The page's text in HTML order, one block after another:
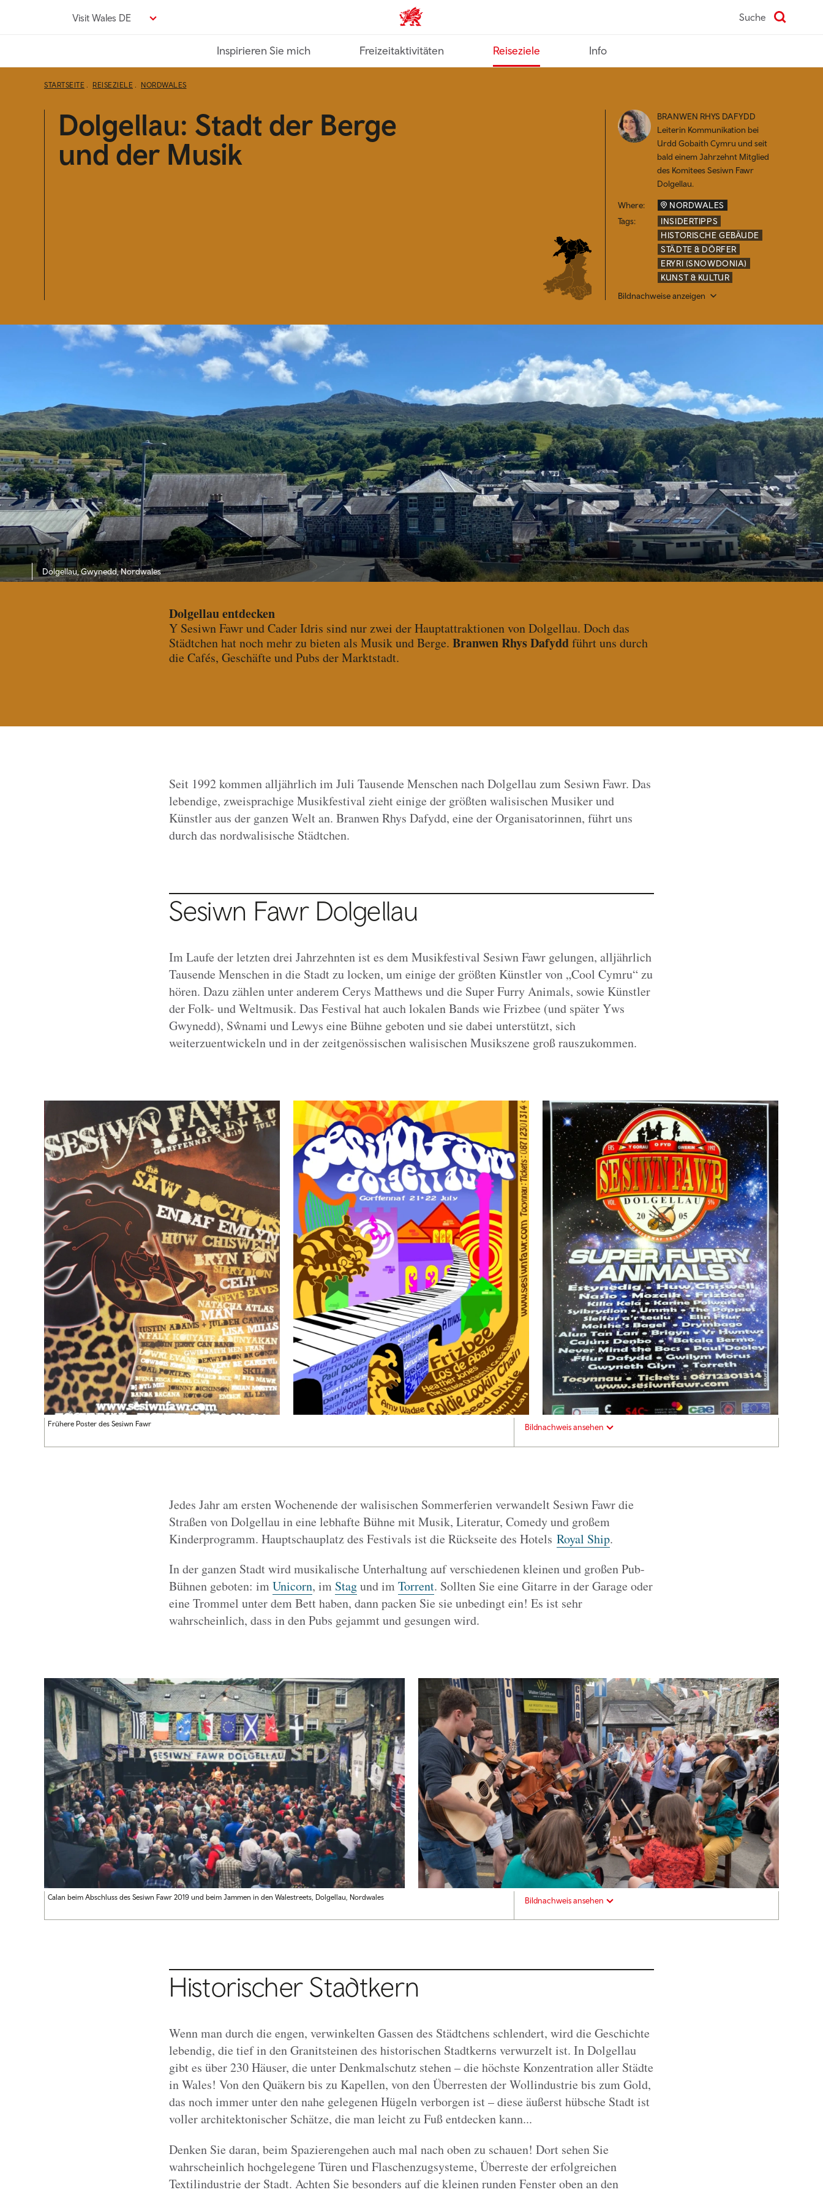
Visit Wales DE VisitWales home Suche
Inspirieren Sie mich Freizeitaktivitäten Reiseziele Info
STARTSEITE REISEZIELE NORDWALES
Dolgellau: Stadt der Berge
und der Musik
BRANWEN RHYS DAFYDD
Leiterin Kommunikation bei
Urdd Gobaith Cymru und seit
bald einem Jahrzehnt Mitglied
des Komitees Sesiwn Fawr
Dolgellau.
Where:
NORDWALES
Tags:
INSIDERTIPPS
HISTORISCHE GEBÄUDE
STÄDTE & DÖRFER
ERYRI (SNOWDONIA)
KUNST & KULTUR
Bildnachweise anzeigen
Dolgellau, Gwynedd, Nordwales
Dolgellau entdecken
Y Sesiwn Fawr und Cader Idris sind nur zwei der Hauptattraktionen von Dolgellau. Doch das
Städtchen hat noch mehr zu bieten als Musik und Berge. Branwen Rhys Dafyddführt uns durch
die Cafés, Geschäfte und Pubs der Marktstadt.
Seit 1992 kommen alljährlich im Juli Tausende Menschen nach Dolgellau zum Sesiwn Fawr. Das
lebendige, zweisprachige Musikfestival zieht einige der größten walisischen Musiker und
Künstler aus der ganzen Welt an. Branwen Rhys Dafydd, eine der Organisatorinnen, führt uns
durch das nordwalisische Städtchen.
Sesiwn Fawr Dolgellau
Im Laufe der letzten drei Jahrzehnten ist es dem Musikfestival Sesiwn Fawr gelungen, alljährlich
Tausende Menschen in die Stadt zu locken, um einige der größten Künstler von „Cool Cymru“ zu
hören. Dazu zählen unter anderem Cerys Matthews und die Super Furry Animals, sowie Künstler
der Folk- und Weltmusik. Das Festival hat auch lokalen Bands wie Frizbee (und später Yws
Gwynedd), Sŵnami und Lewys eine Bühne geboten und sie dabei unterstützt, sich
weiterzuentwickeln und in der zeitgenössischen walisischen Musikszene groß rauszukommen.
Frühere Poster des Sesiwn Fawr Bildnachweis ansehen
Jedes Jahr am ersten Wochenende der walisischen Sommerferien verwandelt Sesiwn Fawr die
Straßen von Dolgellau in eine lebhafte Bühne mit Musik, Literatur, Comedy und großem
Kinderprogramm. Hauptschauplatz des Festivals ist die Rückseite des Hotels Royal Ship.
In der ganzen Stadt wird musikalische Unterhaltung auf verschiedenen kleinen und großen Pub-
Bühnen geboten: imUnicorn, im Stagund imTorrent. Sollten Sie eine Gitarre in der Garage oder
eine Trommel unter dem Bett haben, dann packen Sie sie unbedingt ein! Es ist sehr
wahrscheinlich, dass in den Pubs gejammt und gesungen wird.
Calan beim Abschluss des Sesiwn Fawr 2019 und beim Jammen in den Walestreets, Dolgellau, Nordwales Bildnachweis ansehen
Historischer Stadtkern
Wenn man durch die engen, verwinkelten Gassen des Städtchens schlendert, wird die Geschichte
lebendig, die tief in den Granitsteinen des historischen Stadtkerns verwurzelt ist. In Dolgellau
gibt es über 230 Häuser, die unter Denkmalschutz stehen – die höchste Konzentration aller Städte
in Wales! Von den Quäkern bis zu Kapellen, von den Überresten der Wollindustrie bis zum Gold,
das noch immer unter den nahe gelegenen Hügeln verborgen ist – diese äußerst hübsche Stadt ist
voller architektonischer Schätze, die man leicht zu Fuß entdecken kann...
Denken Sie daran, beim Spazierengehen auch mal nach oben zu schauen! Dort sehen Sie
wahrscheinlich hochgelegene Türen und Flaschenzugsysteme, Überreste der erfolgreichen
Textilindustrie der Stadt. Achten Sie besonders auf die kleinen runden Fenster oben an den